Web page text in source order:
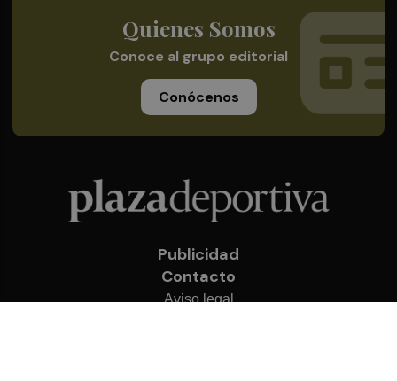
Quienes Somos
Conoce al grupo editorial
Conócenos
Publicidad
Contacto
Aviso legal